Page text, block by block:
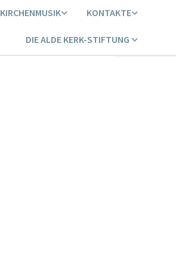
KIRCHENMUSIK KONTAKTE
DIE ALDE KERK-STIFTUNG